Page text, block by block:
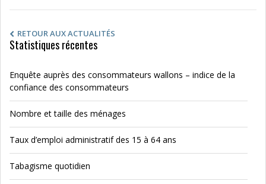
RETOUR AUX ACTUALITÉS
Statistiques récentes
Enquête auprès des consommateurs wallons – indice de la
confiance des consommateurs
Nombre et taille des ménages
Taux d’emploi administratif des 15 à 64 ans
Tabagisme quotidien